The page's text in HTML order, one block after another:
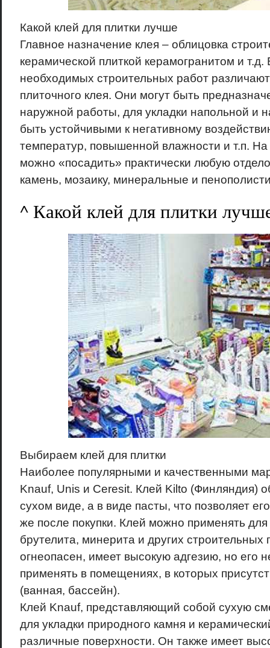
Какой клей для плитки лучше
Главное назначение клея – облицовка
керамической плиткой керамогранитом и т.д.
необходимых строительных работ
плиточного клея. Они могут быть
наружной работы, для укладки напольной и
быть устойчивыми к негативному
температур, повышенной влажности и т.п. На
можно «посадить» практически любую
камень, мозаику, минеральные и
^ Какой клей для плитки
Выбираем клей для плитки
Наиболее популярными и качественными
Knauf, Unis и Ceresit. Клей Kilto (Финляндия)
сухом виде, а в виде пасты, что позволяет
же после покупки. Клей можно применять
брутелита, минерита и других строительных
огнеопасен, имеет высокую адгезию, но его
применять в помещениях, в которых
(ванная, бассейн).
Клей Knauf, представляющий собой сухую
для укладки природного камня и
различные поверхности. Он также имеет